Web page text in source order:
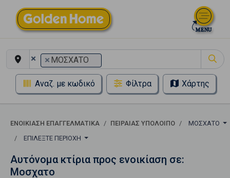
× × ΜΟΣΧΑΤΟ
Αναζ. με κωδικό Φίλτρα Χάρτης
ΕΝΟΙΚΊΑΣΗ ΕΠΑΓΓΕΛΜΑΤΙΚΆ ΠΕΙΡΑΙΑΣ ΥΠΟΛΟΙΠΟ
ΜΟΣΧΑΤΟ
ΕΠΙΛΈΞΤΕ ΠΕΡΙΟΧΉ
Αυτόνομα κτίρια προς ενοικίαση σε:
Μοσχατο